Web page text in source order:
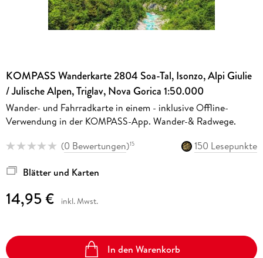
KOMPASS Wanderkarte 2804 Soa-Tal, Isonzo, Alpi Giulie
/ Julische Alpen, Triglav, Nova Gorica 1:50.000
Wander- und Fahrradkarte in einem - inklusive Offline-
Verwendung in der KOMPASS-App. Wander-& Radwege.
(0 Bewertungen)15 150 Lesepunkte
Blätter und Karten
14,95 € inkl. Mwst.
In den Warenkorb